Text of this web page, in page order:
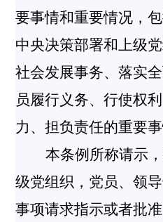
要事情和重要情况，
中央决策部署和上级
社会发展事务、落实
员履行义务、行使权
力、担负责任的重要事
本条例所称请示
级党组织，党员、领
事项请求指示或者批